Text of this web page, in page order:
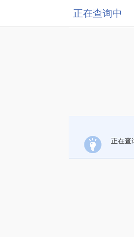
正在查询中
正在查